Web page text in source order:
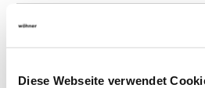
Diese Webseite verwendet
Выключатель-
switchable, incl.